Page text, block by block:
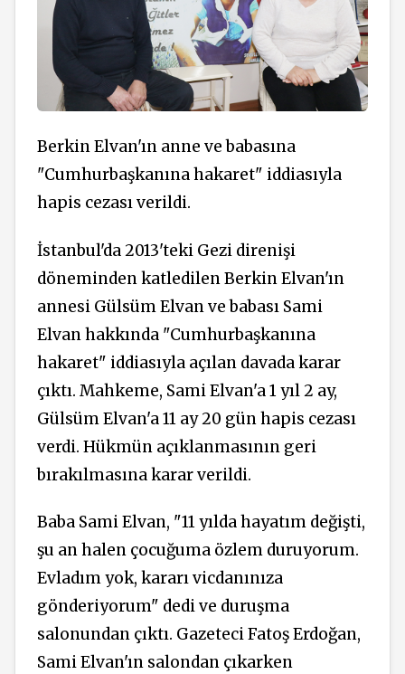
Berkin Elvan'ın anne ve babasına
"Cumhurbaşkanına hakaret" iddiasıyla
hapis cezası verildi.
İstanbul'da 2013'teki Gezi direnişi
döneminden katledilen Berkin Elvan'ın
annesi Gülsüm Elvan ve babası Sami
Elvan hakkında "Cumhurbaşkanına
hakaret" iddiasıyla açılan davada karar
çıktı. Mahkeme, Sami Elvan'a 1 yıl 2 ay,
Gülsüm Elvan'a 11 ay 20 gün hapis cezası
verdi. Hükmün açıklanmasının geri
bırakılmasına karar verildi.
Baba Sami Elvan, "11 yılda hayatım değişti,
şu an halen çocuğuma özlem duruyorum.
Evladım yok, kararı vicdanınıza
gönderiyorum" dedi ve duruşma
salonundan çıktı. Gazeteci Fatoş Erdoğan,
Sami Elvan'ın salondan çıkarken